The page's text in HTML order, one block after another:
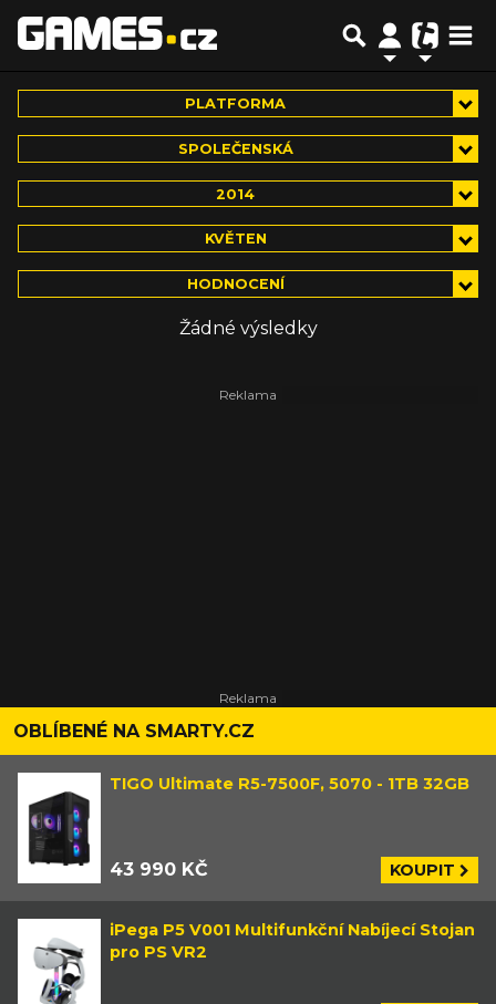
PLATFORMA
SPOLEČENSKÁ
2014
KVĚTEN
HODNOCENÍ
Žádné výsledky
OBLÍBENÉ NA SMARTY.CZ
TIGO Ultimate R5-7500F, 5070 - 1TB 32GB
43 990 KČ KOUPIT
iPega P5 V001 Multifunkční Nabíjecí Stojan
pro PS VR2